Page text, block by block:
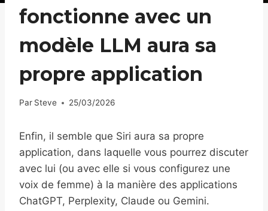
fonctionne avec un
modèle LLM aura sa
propre application
Par Steve 25/03/2026
Enfin, il semble que Siri aura sa propre
application, dans laquelle vous pourrez discuter
avec lui (ou avec elle si vous configurez une
voix de femme) à la manière des applications
ChatGPT, Perplexity, Claude ou Gemini.